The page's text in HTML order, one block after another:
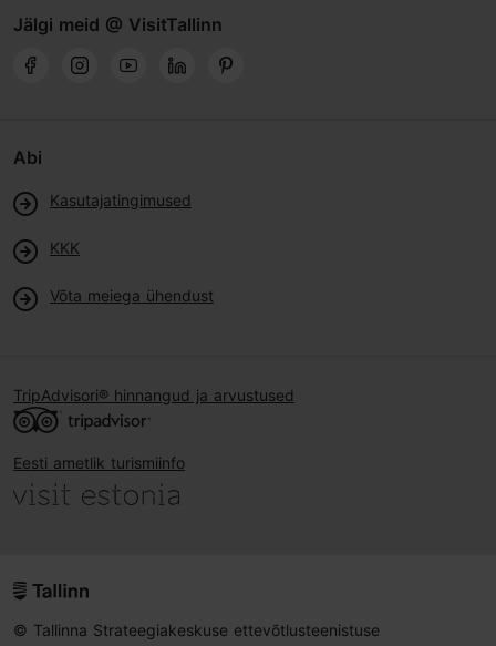
Jälgi meid @ VisitTallinn
Abi
Kasutajatingimused
KKK
Võta meiega ühendust
TripAdvisori® hinnangud ja arvustused
Eesti ametlik turismiinfo
© Tallinna Strateegiakeskuse ettevõtlusteenistuse